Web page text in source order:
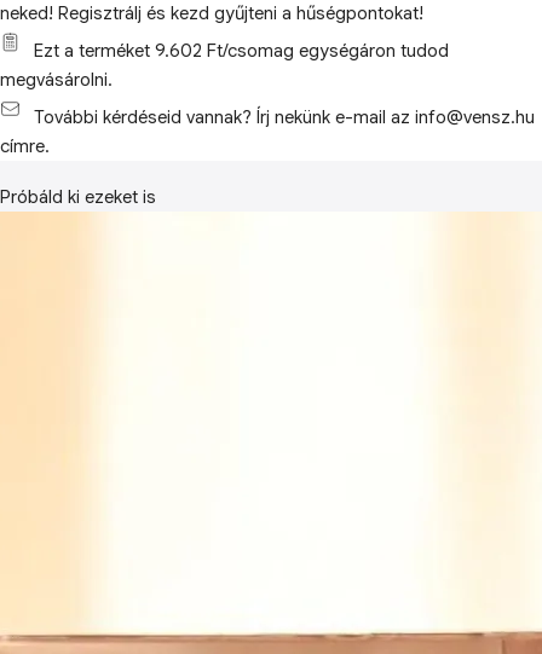
neked! Regisztrálj és kezd gyűjteni a hűségpontokat!
Ezt a terméket 9.602 Ft/csomag egységáron tudod
megvásárolni.
További kérdéseid vannak? Írj nekünk e-mail az info@vensz.hu
címre.
Próbáld ki ezeket is